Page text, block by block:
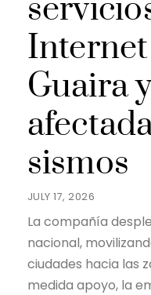
JULY 17, 2026
Guaira
sismos
La compañía
nacional,
ciudades hacia las
medida apoyo, la